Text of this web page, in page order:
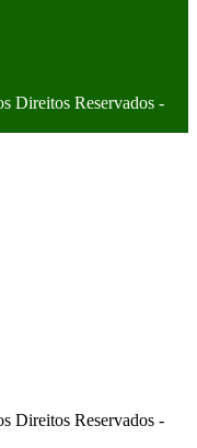
Direitos Reservados -
Direitos Reservados -